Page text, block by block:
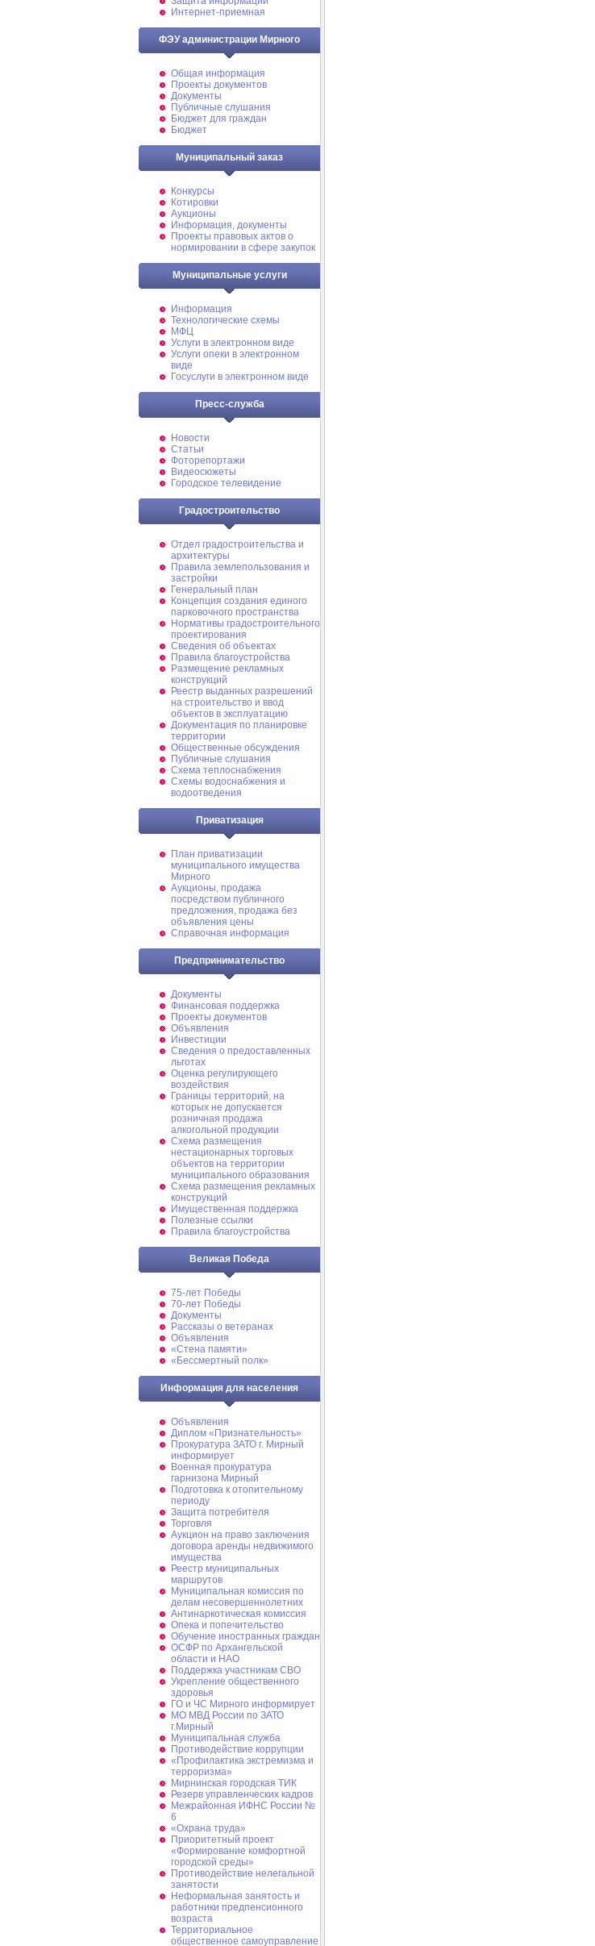
Интернет-приемная
ФЭУ администрации Мирного
Общая информация
Проекты документов
Документы
Публичные слушания
Бюджет для граждан
Бюджет
Муниципальный заказ
Конкурсы
Котировки
Аукционы
Информация, документы
Проекты правовых актов о
нормировании в сфере закупок
Муниципальные услуги
Информация
Технологические схемы
МФЦ
Услуги в электронном виде
Услуги опеки в электронном
виде
Госуслуги в электронном виде
Пресс-служба
Новости
Статьи
Фоторепортажи
Видеосюжеты
Городское телевидение
Градостроительство
Отдел градостроительства и
архитектуры
Правила землепользования и
застройки
Генеральный план
Концепция создания единого
парковочного пространства
Нормативы градостроительного
проектирования
Сведения об объектах
Правила благоустройства
Размещение рекламных
конструкций
Реестр выданных разрешений
на строительство и ввод
объектов в эксплуатацию
Документация по планировке
территории
Общественные обсуждения
Публичные слушания
Схема теплоснабжения
Схемы водоснабжения и
водоотведения
Приватизация
План приватизации
муниципального имущества
Мирного
Аукционы, продажа
посредством публичного
предложения, продажа без
объявления цены
Справочная информация
Предпринимательство
Документы
Финансовая поддержка
Проекты документов
Объявления
Инвестиции
Сведения о предоставленных
льготах
Оценка регулирующего
воздействия
Границы территорий, на
которых не допускается
розничная продажа
алкогольной продукции
Схема размещения
нестационарных торговых
объектов на территории
муниципального образования
Схема размещения рекламных
конструкций
Имущественная поддержка
Полезные ссылки
Правила благоустройства
Великая Победа
75-лет Победы
70-лет Победы
Документы
Рассказы о ветеранах
Объявления
«Стена памяти»
«Бессмертный полк»
Информация для населения
Объявления
Диплом «Признательность»
Прокуратура ЗАТО г. Мирный
информирует
Военная прокуратура
гарнизона Мирный
Подготовка к отопительному
периоду
Защита потребителя
Торговля
Аукцион на право заключения
договора аренды недвижимого
имущества
Реестр муниципальных
маршрутов
Муниципальная комиссия по
делам несовершеннолетних
Антинаркотическая комиссия
Опека и попечительство
Обучение иностранных граждан
ОСФР по Архангельской
области и НАО
Поддержка участникам СВО
Укрепление общественного
здоровья
ГО и ЧС Мирного информирует
МО МВД России по ЗАТО
г.Мирный
Муниципальная cлужба
Противодействие коррупции
«Профилактика экстремизма и
терроризма»
Мирнинская городская ТИК
Резерв управленческих кадров
Межрайонная ИФНС России №
6
«Охрана труда»
Приоритетный проект
«Формирование комфортной
городской среды»
Противодействие нелегальной
занятости
Неформальная занятость и
работники предпенсионного
возраста
Территориальное
общественное самоуправление